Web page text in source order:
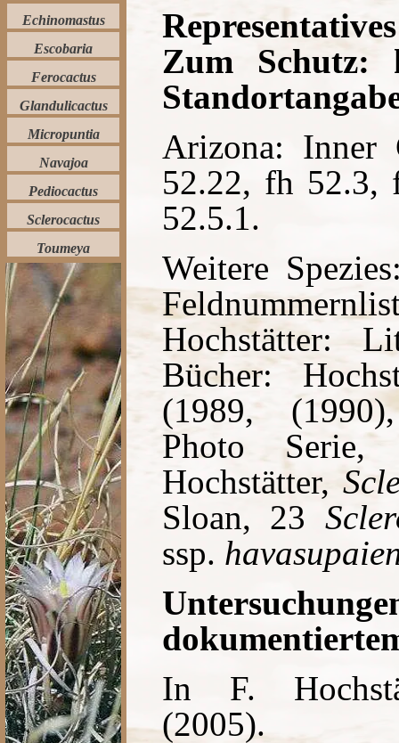
Echinomastus
Escobaria
Ferocactus
Glandulicactus
Micropuntia
Navajoa
Pediocactus
Sclerocactus
Toumeya
Zum Schutz:
Arizona: Inner
52.22, fh 52.3,
52.5.1.
Weitere
Hochstätter:
Bücher:
(1989,
Photo
Hochstätter,
Sloan, 23
ssp.
In F.
(2005).